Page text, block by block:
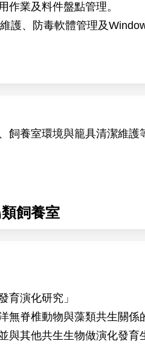
作業及料件盤點管理。
護、防毒軟體管理及
飼養室環境與籠具清潔維護
飼養室
育演化研究」
無脊椎動物與藻類共生關
與其他共生生物做演化發